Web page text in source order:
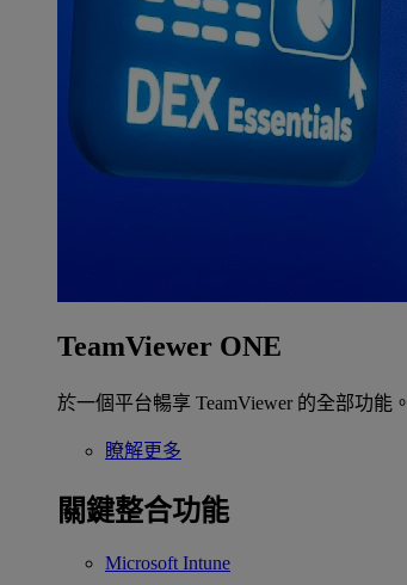
TeamViewer ONE
於一個平台暢享 TeamViewer 的全部功能。
瞭解更多
關鍵整合功能
Microsoft Intune